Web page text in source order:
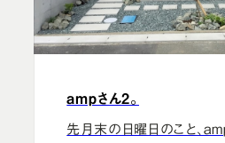
ampさん2。
先月末の日曜日のこと、